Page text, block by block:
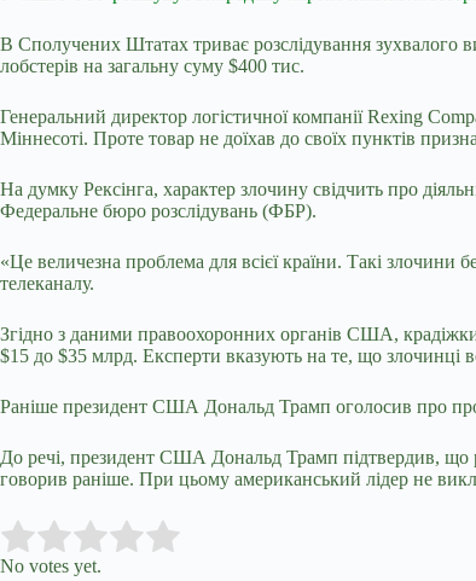
В Сполучених Штатах триває розслідування зухвалого
лобстерів на загальну суму $400 тис.
Генеральний директор логістичної компанії Rexing
Міннесоті. Проте товар не доїхав до своїх пунктів
На думку Рексінга, характер злочину свідчить про
Федеральне бюро розслідувань (ФБР).
«Це величезна проблема для всієї країни. Такі злочини
телеканалу.
Згідно з даними правоохоронних органів США,
$15 до $35 млрд. Експерти вказують на те, що злочинці
Раніше президент США Дональд Трамп оголосив про
До речі, президент США Дональд Трамп підтвердив, що
говорив раніше. При цьому американський лідер не
Rate this item:
No votes yet.